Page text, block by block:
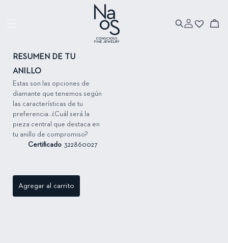
sesión
Carrito
RESUMEN DE TU
ANILLO
Estas son las opciones de
diamante que tenemos según
las características de tu
preferencia. ¿Cuál será la
pieza central que destaca en
tu anillo de compromiso?
Certificado322860027
Agregar al carrito